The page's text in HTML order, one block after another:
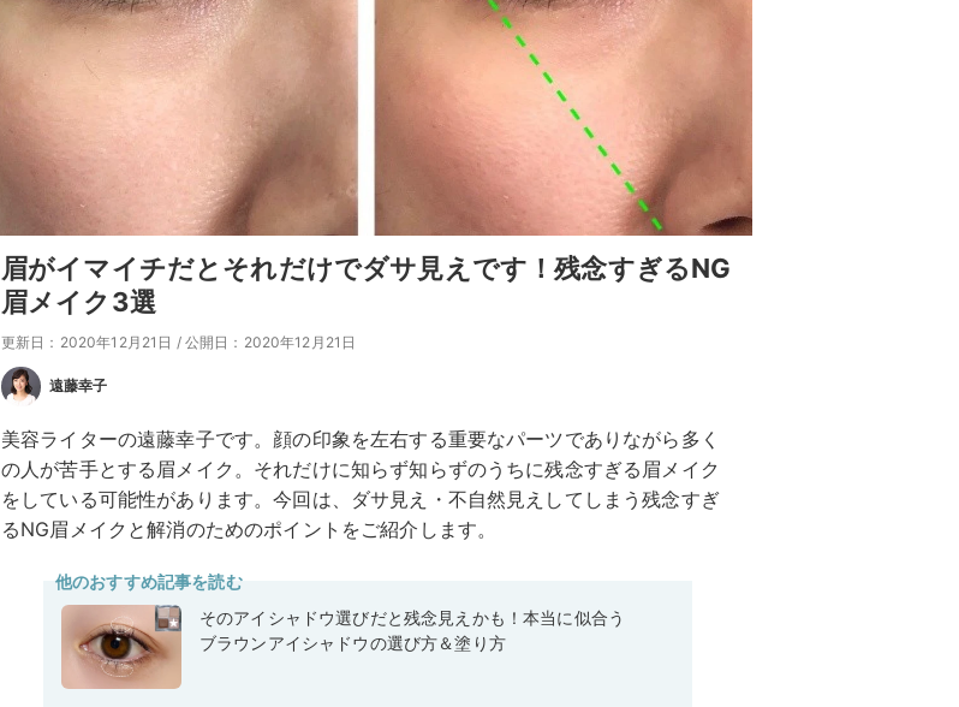
眉がイマイチだとそれだけでダサ見えです！残念すぎるNG
眉メイク3選
更新日：2020年12月21日 / 公開日：2020年12月21日
遠藤幸子
美容ライターの遠藤幸子です。顔の印象を左右する重要なパーツでありながら多く
の人が苦手とする眉メイク。それだけに知らず知らずのうちに残念すぎる眉メイク
をしている可能性があります。今回は、ダサ見え・不自然見えしてしまう残念すぎ
るNG眉メイクと解消のためのポイントをご紹介します。
他のおすすめ記事を読む
そのアイシャドウ選びだと残念見えかも！本当に似合う
ブラウンアイシャドウの選び方＆塗り方